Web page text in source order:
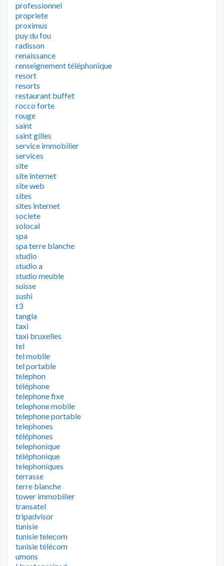
professionnel
propriete
proximus
puy du fou
radisson
renaissance
renseignement téléphonique
resort
resorts
restaurant buffet
rocco forte
rouge
saint
saint gilles
service immobilier
services
site
site internet
site web
sites
sites internet
societe
solocal
spa
spa terre blanche
studio
studio a
studio meuble
suisse
sushi
t3
tangla
taxi
taxi bruxelles
tel
tel mobile
tel portable
telephon
téléphone
telephone fixe
telephone mobile
telephone portable
telephones
téléphones
telephonique
téléphonique
telephoniques
terrasse
terre blanche
tower immobilier
transatel
tripadvisor
tunisie
tunisie telecom
tunisie télécom
umons